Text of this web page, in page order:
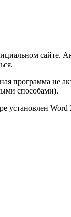
сайте.
программа не
способами).
Word